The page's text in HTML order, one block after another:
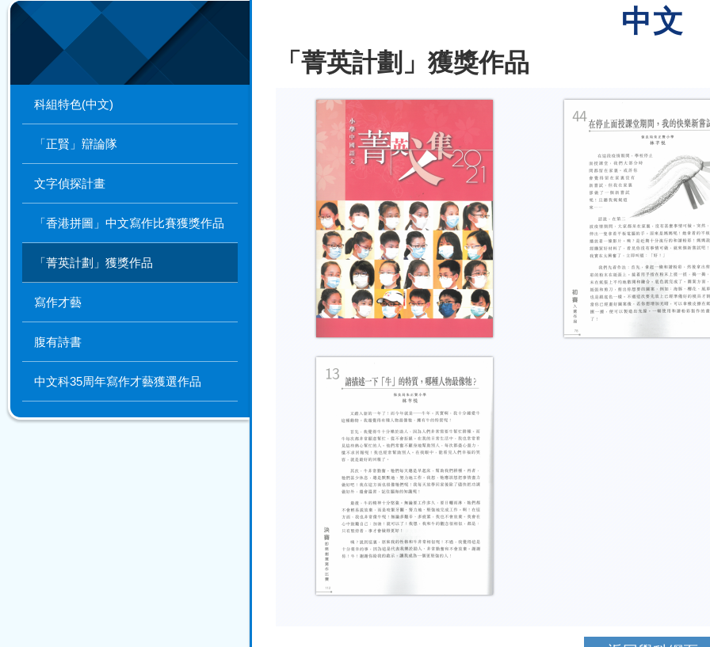
科組特色(中文)
「正賢」辯論隊
文字偵探計畫
「香港拼圖」中文寫作比賽獲獎作品
「菁英計劃」獲獎作品
寫作才藝
腹有詩書
中文科35周年寫作才藝獲選作品
中文
「菁英計劃」獲獎作品